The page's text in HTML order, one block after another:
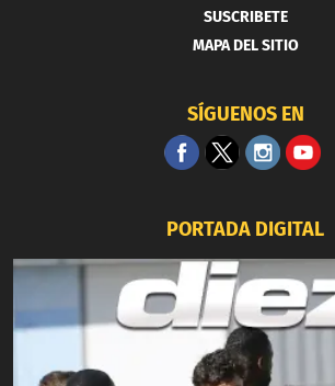
SUSCRIBETE
MAPA DEL SITIO
SÍGUENOS EN
PORTADA DIGITAL